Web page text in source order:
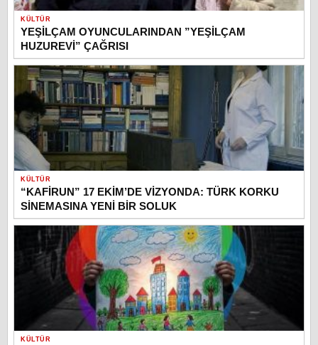
KÜLTÜR
YEŞİLÇAM OYUNCULARINDAN ”YEŞİLÇAM
HUZUREVİ” ÇAĞRISI
KÜLTÜR
“KAFİRUN” 17 EKİM’DE VİZYONDA: TÜRK KORKU
SİNEMASINA YENİ BİR SOLUK
KÜLTÜR